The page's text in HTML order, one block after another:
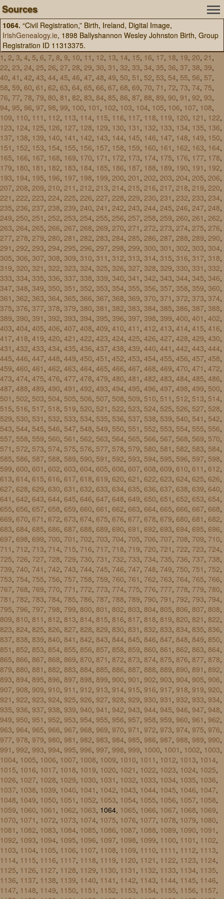
Sources
1064. “Civil Registration,” Birth, Ireland, Digital Image,
IrishGenealogy.ie, 1898 Ballyshannon Wesley Johnston Birth, Group
Registration ID 11313375.
1 , 2, 3, 4, 5, 6, 7, 8, 9, 10, 11 , 12, 13, 14, 15, 16, 17, 18, 19, 20, 21 ,
22, 23, 24, 25, 26, 27, 28, 29, 30, 31 , 32, 33, 34, 35, 36, 37, 38, 39,
40, 41 , 42, 43, 44, 45, 46, 47, 48, 49, 50, 51 , 52, 53, 54, 55, 56, 57,
58, 59, 60, 61 , 62, 63, 64, 65, 66, 67, 68, 69, 70, 71 , 72, 73, 74, 75,
76, 77, 78, 79, 80, 81 , 82, 83, 84, 85, 86, 87, 88, 89, 90, 91 , 92, 93,
94, 95, 96, 97, 98, 99, 100, 101 , 102, 103, 104, 105, 106, 107, 108,
109, 110, 111 , 112, 113, 114, 115, 116, 117, 118, 119, 120, 121 , 122,
123, 124, 125, 126, 127, 128, 129, 130, 131 , 132, 133, 134, 135, 136,
137, 138, 139, 140, 141 , 142, 143, 144, 145, 146, 147, 148, 149, 150,
151 , 152, 153, 154, 155, 156, 157, 158, 159, 160, 161 , 162, 163, 164,
165, 166, 167, 168, 169, 170, 171 , 172, 173, 174, 175, 176, 177, 178,
179, 180, 181 , 182, 183, 184, 185, 186, 187, 188, 189, 190, 191 , 192,
193, 194, 195, 196, 197, 198, 199, 200, 201 , 202, 203, 204, 205, 206,
207, 208, 209, 210, 211 , 212, 213, 214, 215, 216, 217, 218, 219, 220,
221 , 222, 223, 224, 225, 226, 227, 228, 229, 230, 231 , 232, 233, 234,
235, 236, 237, 238, 239, 240, 241 , 242, 243, 244, 245, 246, 247, 248,
249, 250, 251 , 252, 253, 254, 255, 256, 257, 258, 259, 260, 261 , 262,
263, 264, 265, 266, 267, 268, 269, 270, 271 , 272, 273, 274, 275, 276,
277, 278, 279, 280, 281 , 282, 283, 284, 285, 286, 287, 288, 289, 290,
291 , 292, 293, 294, 295, 296, 297, 298, 299, 300, 301 , 302, 303, 304,
305, 306, 307, 308, 309, 310, 311 , 312, 313, 314, 315, 316, 317, 318,
319, 320, 321 , 322, 323, 324, 325, 326, 327, 328, 329, 330, 331 , 332,
333, 334, 335, 336, 337, 338, 339, 340, 341 , 342, 343, 344, 345, 346,
347, 348, 349, 350, 351 , 352, 353, 354, 355, 356, 357, 358, 359, 360,
361 , 362, 363, 364, 365, 366, 367, 368, 369, 370, 371 , 372, 373, 374,
375, 376, 377, 378, 379, 380, 381 , 382, 383, 384, 385, 386, 387, 388,
389, 390, 391 , 392, 393, 394, 395, 396, 397, 398, 399, 400, 401 , 402,
403, 404, 405, 406, 407, 408, 409, 410, 411 , 412, 413, 414, 415, 416,
417, 418, 419, 420, 421 , 422, 423, 424, 425, 426, 427, 428, 429, 430,
431 , 432, 433, 434, 435, 436, 437, 438, 439, 440, 441 , 442, 443, 444,
445, 446, 447, 448, 449, 450, 451 , 452, 453, 454, 455, 456, 457, 458,
459, 460, 461 , 462, 463, 464, 465, 466, 467, 468, 469, 470, 471 , 472,
473, 474, 475, 476, 477, 478, 479, 480, 481 , 482, 483, 484, 485, 486,
487, 488, 489, 490, 491 , 492, 493, 494, 495, 496, 497, 498, 499, 500,
501 , 502, 503, 504, 505, 506, 507, 508, 509, 510, 511 , 512, 513, 514,
515, 516, 517, 518, 519, 520, 521 , 522, 523, 524, 525, 526, 527, 528,
529, 530, 531 , 532, 533, 534, 535, 536, 537, 538, 539, 540, 541 , 542,
543, 544, 545, 546, 547, 548, 549, 550, 551 , 552, 553, 554, 555, 556,
557, 558, 559, 560, 561 , 562, 563, 564, 565, 566, 567, 568, 569, 570,
571 , 572, 573, 574, 575, 576, 577, 578, 579, 580, 581 , 582, 583, 584,
585, 586, 587, 588, 589, 590, 591 , 592, 593, 594, 595, 596, 597, 598,
599, 600, 601 , 602, 603, 604, 605, 606, 607, 608, 609, 610, 611 , 612,
613, 614, 615, 616, 617, 618, 619, 620, 621 , 622, 623, 624, 625, 626,
627, 628, 629, 630, 631 , 632, 633, 634, 635, 636, 637, 638, 639, 640,
641 , 642, 643, 644, 645, 646, 647, 648, 649, 650, 651 , 652, 653, 654,
655, 656, 657, 658, 659, 660, 661 , 662, 663, 664, 665, 666, 667, 668,
669, 670, 671 , 672, 673, 674, 675, 676, 677, 678, 679, 680, 681 , 682,
683, 684, 685, 686, 687, 688, 689, 690, 691 , 692, 693, 694, 695, 696,
697, 698, 699, 700, 701 , 702, 703, 704, 705, 706, 707, 708, 709, 710,
711 , 712, 713, 714, 715, 716, 717, 718, 719, 720, 721 , 722, 723, 724,
725, 726, 727, 728, 729, 730, 731 , 732, 733, 734, 735, 736, 737, 738,
739, 740, 741 , 742, 743, 744, 745, 746, 747, 748, 749, 750, 751 , 752,
753, 754, 755, 756, 757, 758, 759, 760, 761 , 762, 763, 764, 765, 766,
767, 768, 769, 770, 771 , 772, 773, 774, 775, 776, 777, 778, 779, 780,
781 , 782, 783, 784, 785, 786, 787, 788, 789, 790, 791 , 792, 793, 794,
795, 796, 797, 798, 799, 800, 801 , 802, 803, 804, 805, 806, 807, 808,
809, 810, 811 , 812, 813, 814, 815, 816, 817, 818, 819, 820, 821 , 822,
823, 824, 825, 826, 827, 828, 829, 830, 831 , 832, 833, 834, 835, 836,
837, 838, 839, 840, 841 , 842, 843, 844, 845, 846, 847, 848, 849, 850,
851 , 852, 853, 854, 855, 856, 857, 858, 859, 860, 861 , 862, 863, 864,
865, 866, 867, 868, 869, 870, 871 , 872, 873, 874, 875, 876, 877, 878,
879, 880, 881 , 882, 883, 884, 885, 886, 887, 888, 889, 890, 891 , 892,
893, 894, 895, 896, 897, 898, 899, 900, 901 , 902, 903, 904, 905, 906,
907, 908, 909, 910, 911 , 912, 913, 914, 915, 916, 917, 918, 919, 920,
921 , 922, 923, 924, 925, 926, 927, 928, 929, 930, 931 , 932, 933, 934,
935, 936, 937, 938, 939, 940, 941 , 942, 943, 944, 945, 946, 947, 948,
949, 950, 951 , 952, 953, 954, 955, 956, 957, 958, 959, 960, 961 , 962,
963, 964, 965, 966, 967, 968, 969, 970, 971 , 972, 973, 974, 975, 976,
977, 978, 979, 980, 981 , 982, 983, 984, 985, 986, 987, 988, 989, 990,
991 , 992, 993, 994, 995, 996, 997, 998, 999, 1000, 1001 , 1002, 1003,
1004, 1005, 1006, 1007, 1008, 1009, 1010, 1011 , 1012, 1013, 1014,
1015, 1016, 1017, 1018, 1019, 1020, 1021 , 1022, 1023, 1024, 1025,
1026, 1027, 1028, 1029, 1030, 1031 , 1032, 1033, 1034, 1035, 1036,
1037, 1038, 1039, 1040, 1041 , 1042, 1043, 1044, 1045, 1046, 1047,
1048, 1049, 1050, 1051 , 1052, 1053, 1054, 1055, 1056, 1057, 1058,
1059, 1060, 1061 , 1062, 1063, 1064, 1065, 1066, 1067, 1068, 1069,
1070, 1071 , 1072, 1073, 1074, 1075, 1076, 1077, 1078, 1079, 1080,
1081 , 1082, 1083, 1084, 1085, 1086, 1087, 1088, 1089, 1090, 1091 ,
1092, 1093, 1094, 1095, 1096, 1097, 1098, 1099, 1100, 1101 , 1102,
1103, 1104, 1105, 1106, 1107, 1108, 1109, 1110, 1111 , 1112, 1113,
1114, 1115, 1116, 1117, 1118, 1119, 1120, 1121 , 1122, 1123, 1124,
1125, 1126, 1127, 1128, 1129, 1130, 1131 , 1132, 1133, 1134, 1135,
1136, 1137, 1138, 1139, 1140, 1141 , 1142, 1143, 1144, 1145, 1146,
1147, 1148, 1149, 1150, 1151 , 1152, 1153, 1154, 1155, 1156, 1157,